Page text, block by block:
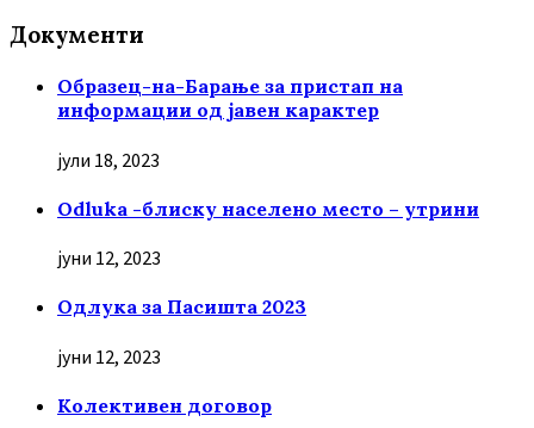
Документи
Образец-на-Барање за пристап на
информации од јавен карактер
јули 18, 2023
Odluka -блиску населено место – утрини
јуни 12, 2023
Oдлука за Пасишта 2023
јуни 12, 2023
Колективен договор